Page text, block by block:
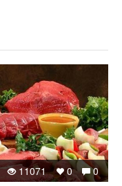
0
0
11071